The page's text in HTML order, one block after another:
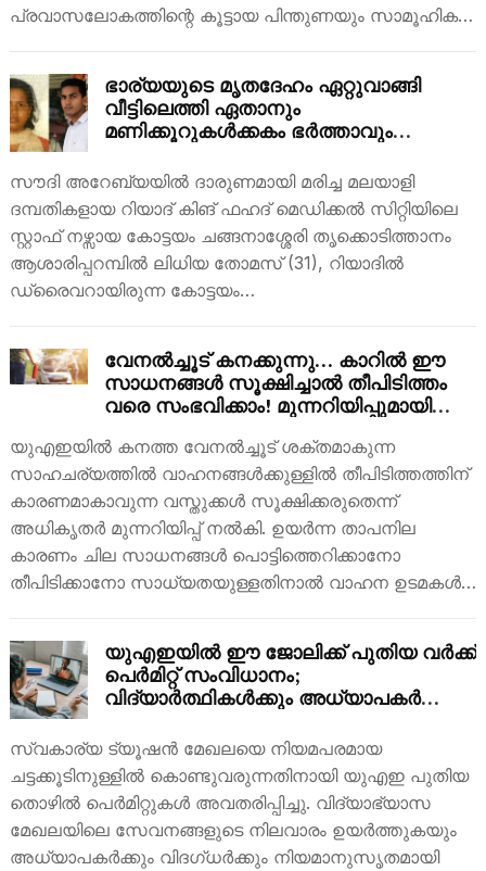
പ്രവാസലോകത്തിന്റെ കൂട്ടായ പിന്തുണയും സാമൂഹിക…
ഭാര്യയുടെ മൃതദേഹം ഏറ്റുവാങ്ങി
വീട്ടിലെത്തി ഏതാനും
മണിക്കൂറുകൾക്കകം ഭർത്താവും
ദമ്പതികളുടെ മൃതദേഹങ്ങൾ ഈ ആഴ്ച
നാട്ടിലെത്തിക്കും
സൗദി അറേബ്യയിൽ ദാരുണമായി മരിച്ച മലയാളി
ദമ്പതികളായ റിയാദ് കിങ് ഫഹദ് മെഡിക്കൽ സിറ്റിയിലെ
സ്റ്റാഫ് നഴ്സായ കോട്ടയം ചങ്ങനാശ്ശേരി തൃക്കൊടിത്താനം
ആശാരിപ്പറമ്പിൽ ലിധിയ തോമസ് (31), റിയാദിൽ
ഡ്രൈവറായിരുന്ന കോട്ടയം…
വേനൽച്ചൂട് കനക്കുന്നു… കാറിൽ ഈ
സാധനങ്ങൾ സൂക്ഷിച്ചാൽ തീപിടിത്തം
വരെ സംഭവിക്കാം! മുന്നറിയിപ്പുമായി
യുഎഇയിൽ കനത്ത വേനൽച്ചൂട് ശക്തമാകുന്ന
സാഹചര്യത്തിൽ വാഹനങ്ങൾക്കുള്ളിൽ തീപിടിത്തത്തിന്
കാരണമാകാവുന്ന വസ്തുക്കൾ സൂക്ഷിക്കരുതെന്ന്
അധികൃതർ മുന്നറിയിപ്പ് നൽകി. ഉയർന്ന താപനില
കാരണം ചില സാധനങ്ങൾ പൊട്ടിത്തെറിക്കാനോ
തീപിടിക്കാനോ സാധ്യതയുള്ളതിനാൽ വാഹന ഉടമകൾ…
യുഎഇയില്‍ ഈ ജോലിക്ക് പുതിയ വര്‍ക്ക്
പെര്‍മിറ്റ് സംവിധാനം;
വിദ്യാര്‍ത്ഥികള്‍ക്കും അധ്യാപകര്‍ക്കും
സ്വകാര്യ ട്യൂഷൻ മേഖലയെ നിയമപരമായ
ചട്ടക്കൂടിനുള്ളിൽ കൊണ്ടുവരുന്നതിനായി യുഎഇ പുതിയ
തൊഴിൽ പെർമിറ്റുകൾ അവതരിപ്പിച്ചു. വിദ്യാഭ്യാസ
മേഖലയിലെ സേവനങ്ങളുടെ നിലവാരം ഉയർത്തുകയും
അധ്യാപകർക്കും വിദഗ്ധർക്കും നിയമാനുസൃതമായി